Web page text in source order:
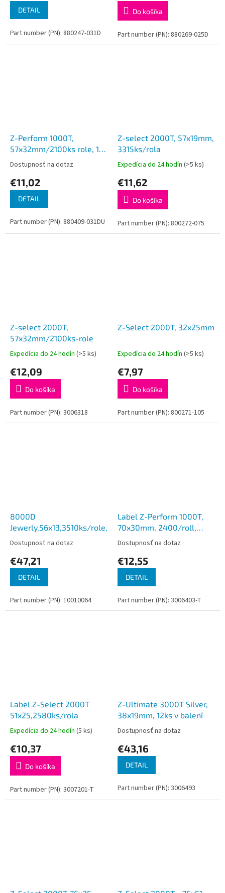
DETAIL
Part number (PN): 880247-031D
Do košíka
Part number (PN): 880269-025D
Z-Perform 1000T,
57x32mm/2100ks role, 12
roliek v bal
Dostupnosť na dotaz
€11,02
DETAIL
Part number (PN): 880409-031DU
Z-select 2000T, 57x19mm,
3315ks/rola
Expedícia do 24 hodín (>5 ks)
€11,62
Do košíka
Part number (PN): 800272-075
Z-select 2000T,
57x32mm/2100ks-role
Expedícia do 24 hodín (>5 ks)
€12,09
Do košíka
Part number (PN): 3006318
Z-Select 2000T, 32x25mm
Expedícia do 24 hodín (>5 ks)
€7,97
Do košíka
Part number (PN): 800271-105
8000D
Jewerly,56x13,3510ks/role,balenie=6rolí
Dostupnosť na dotaz
€47,21
DETAIL
Part number (PN): 10010064
Label Z-Perform 1000T,
70x30mm, 2400/roll,
12/box
Dostupnosť na dotaz
€12,55
DETAIL
Part number (PN): 3006403-T
Label Z-Select 2000T
51x25,2580ks/rola
Expedícia do 24 hodín (5 ks)
€10,37
Do košíka
Part number (PN): 3007201-T
Z-Ultimate 3000T Silver,
38x19mm, 12ks v balení
Dostupnosť na dotaz
€43,16
DETAIL
Part number (PN): 3006493